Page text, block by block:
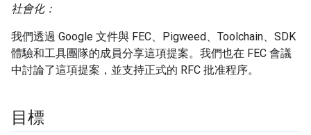
社會化：
我們透過 Google 文件與 FEC、Pigweed、Toolchain、SDK
體驗和工具團隊的成員分享這項提案。我們也在 FEC 會議
中討論了這項提案，並支持正式的 RFC 批准程序。
目標